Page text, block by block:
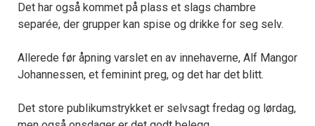
Det har også kommet på plass et slags chambre
separée, der grupper kan spise og drikke for seg selv.
Allerede før åpning varslet en av innehaverne, Alf Mangor
Johannessen, et feminint preg, og det har det blitt.
Det store publikumstrykket er selvsagt fredag og lørdag,